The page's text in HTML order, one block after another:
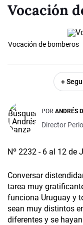
Vocación
Vocación de bomberos
+
POR ANDRÉS
Director
Nº 2232 - 6 al 12 de
Conversar
tarea muy
funciona Uruguay y
sean muy distintos
diferentes y se